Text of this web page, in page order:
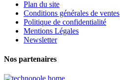
Plan du site
Conditions générales de ventes
Politique de confidentialité
Mentions Légales
Newsletter
Nos partenaires